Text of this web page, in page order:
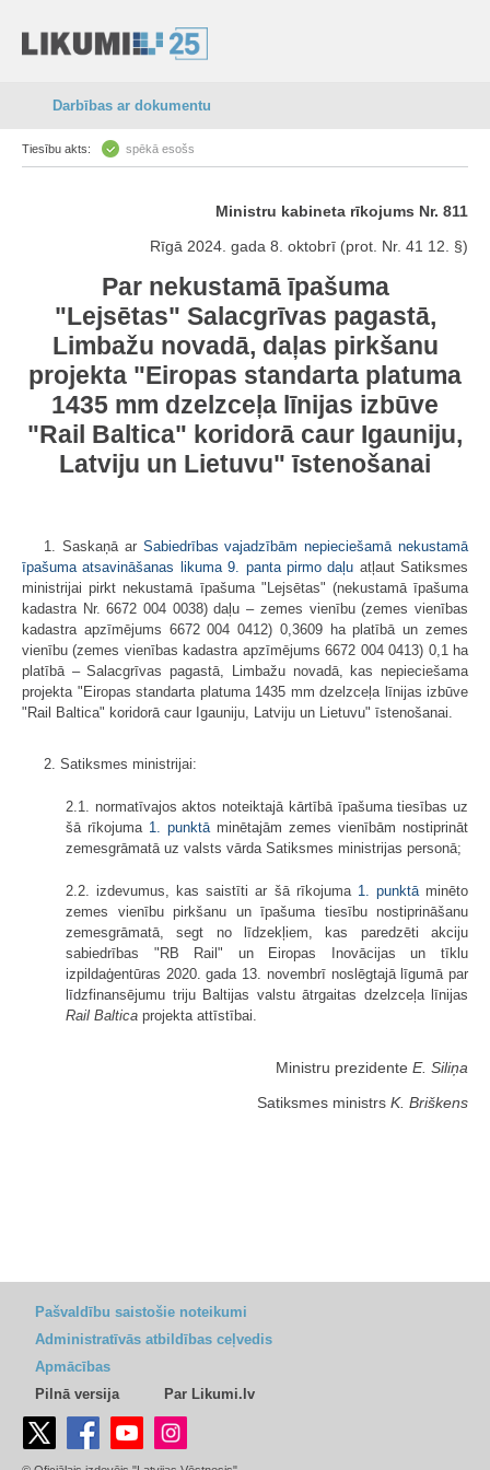
Darbības ar dokumentu
Tiesību akts: spēkā esošs
Ministru kabineta rīkojums Nr. 811
Rīgā 2024. gada 8. oktobrī (prot. Nr. 41 12. §)
Par nekustamā īpašuma
"Lejsētas" Salacgrīvas pagastā,
Limbažu novadā, daļas pirkšanu
projekta "Eiropas standarta platuma
1435 mm dzelzceļa līnijas izbūve
"Rail Baltica" koridorā caur Igauniju,
Latviju un Lietuvu" īstenošanai
1. Saskaņā ar Sabiedrības vajadzībām nepieciešamā nekustamā
īpašuma atsavināšanas likuma 9. panta pirmo daļu atļaut Satiksmes
ministrijai pirkt nekustamā īpašuma "Lejsētas" (nekustamā īpašuma
kadastra Nr. 6672 004 0038) daļu – zemes vienību (zemes vienības
kadastra apzīmējums 6672 004 0412) 0,3609 ha platībā un zemes
vienību (zemes vienības kadastra apzīmējums 6672 004 0413) 0,1 ha
platībā – Salacgrīvas pagastā, Limbažu novadā, kas nepieciešama
projekta "Eiropas standarta platuma 1435 mm dzelzceļa līnijas izbūve
"Rail Baltica" koridorā caur Igauniju, Latviju un Lietuvu" īstenošanai.
2. Satiksmes ministrijai:
2.1. normatīvajos aktos noteiktajā kārtībā īpašuma tiesības uz
šā rīkojuma 1. punktā minētajām zemes vienībām nostiprināt
zemesgrāmatā uz valsts vārda Satiksmes ministrijas personā;
2.2. izdevumus, kas saistīti ar šā rīkojuma 1. punktāminēto
zemes vienību pirkšanu un īpašuma tiesību nostiprināšanu
zemesgrāmatā, segt no līdzekļiem, kas paredzēti akciju
sabiedrības "RB Rail" un Eiropas Inovācijas un tīklu
izpildaģentūras 2020. gada 13. novembrī noslēgtajā līgumā par
līdzfinansējumu triju Baltijas valstu ātrgaitas dzelzceļa līnijas
Rail Baltica projekta attīstībai.
Ministru prezidente E. Siliņa
Satiksmes ministrs K. Briškens
Pašvaldību saistošie noteikumi
Administratīvās atbildības ceļvedis
Apmācības
Pilnā versija
Par Likumi.lv